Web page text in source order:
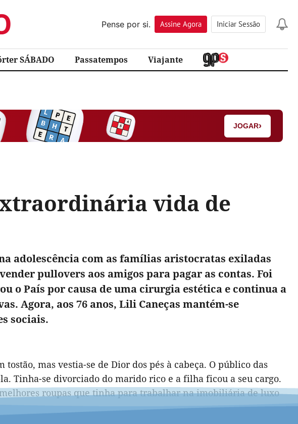
Pense por si.
Assine Agora Iniciar Sessão
SÁBADO Passatempos Viajante
JOGAR›
vida de
adolescência com as famílias aristocratas exiladas
pullovers aos amigos para pagar as contas. Foi
o País por causa de uma cirurgia estética e continua a
Agora, aos 76 anos, Lili Caneças mantém-se
sociais.
mas vestia-se de Dior dos pés à cabeça. O público das
Tinha-se divorciado do marido rico e a filha ficou a seu cargo.
roupas que tinha para trabalhar na imobiliária de luxo